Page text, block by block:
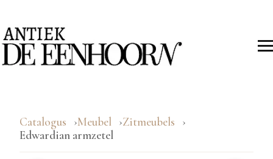
Catalogus Meubel
Zitmeubels
Edwardian armzetel